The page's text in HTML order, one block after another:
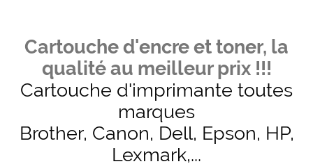
Cartouche d'encre et toner, la
qualité au meilleur prix !!!
Cartouche d'imprimante toutes
marques
Brother, Canon, Dell, Epson, HP,
Lexmark,...